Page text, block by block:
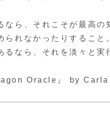
なら、それこそが最高
られなかったりするこ
るなら、それを淡々と実
Oracle』 by